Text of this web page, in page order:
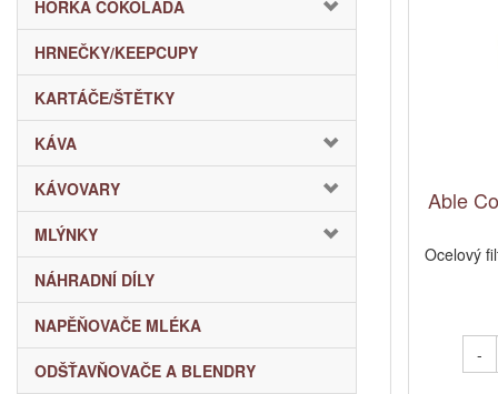
HORKÁ ČOKOLÁDA
HRNEČKY/KEEPCUPY
KARTÁČE/ŠTĚTKY
KÁVA
KÁVOVARY
MLÝNKY
NÁHRADNÍ DÍLY
NAPĚŇOVAČE MLÉKA
ODŠŤAVŇOVAČE A BLENDRY
Able
Ocelový
-